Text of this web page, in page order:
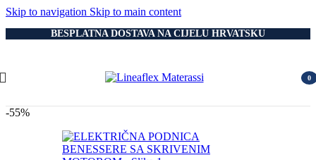
Skip to navigation Skip to main content
BESPLATNA DOSTAVA NA CIJELU HRVATSKU
0
-55%